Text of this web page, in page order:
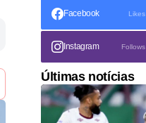
Facebook Likes
Instagram Follows
Últimas notícias